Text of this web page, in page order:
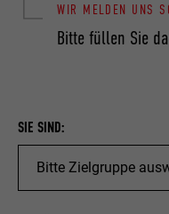
Bitte füllen Sie
WIR MELDEN UNS
SIE SIND: